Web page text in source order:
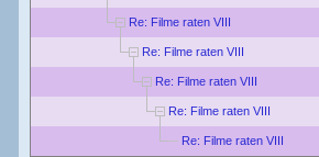
Re: Filme raten VIII
Re: Filme raten VIII
Re: Filme raten VIII
Re: Filme raten VIII
Re: Filme raten VIII